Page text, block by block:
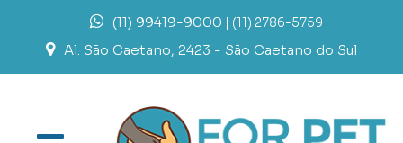
(11) 99419-9000 | (11) 2786-5759
Al. São Caetano, 2423 - São Caetano do Sul